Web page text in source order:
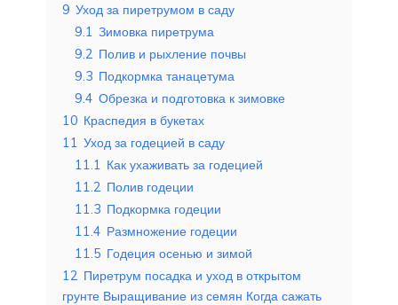
9 Уход за пиретрумом в саду
9.1 Зимовка пиретрума
9.2 Полив и рыхление почвы
9.3 Подкормка танацетума
9.4 Обрезка и подготовка к зимовке
10 Краспедия в букетах
11 Уход за годецией в саду
11.1 Как ухаживать за годецией
11.2 Полив годеции
11.3 Подкормка годеции
11.4 Размножение годеции
11.5 Годеция осенью и зимой
12 Пиретрум посадка и уход в открытом
грунте Выращивание из семян Когда сажать